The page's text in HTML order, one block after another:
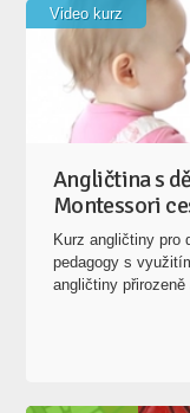
Angličtina s
Montessori
Kurz angličtiny pro
pedagogy s
angličtiny
Video kurz